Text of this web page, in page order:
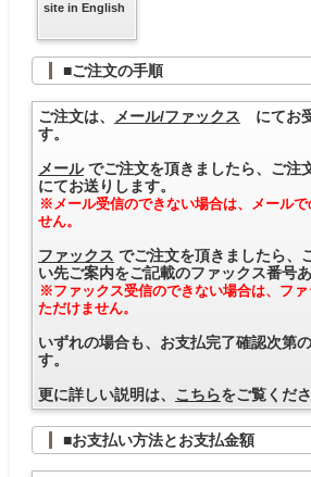
site in English
■ご注文の手順
ご注文は、 メール/ファックス にてお
す。
メールでご注文を頂きましたら、ご注
にてお送りします。
※メール受信のできない場合は、メールで
せん。
ファックス でご注文を頂きましたら、
い先ご案内をご記載のファックス番号
※ファックス受信のできない場合は、フ
ただけません。
いずれの場合も、お支払完了確認次第
す。
更に詳しい説明は、 こちらをご覧くださ
■お支払い方法とお支払金額